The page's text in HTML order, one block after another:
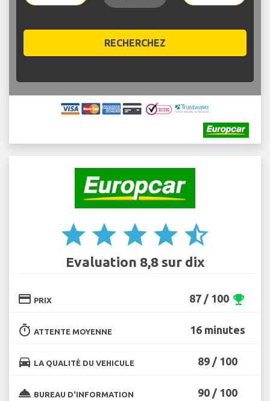
RECHERCHEZ
star star star star star_half
Evaluation 8,8 sur dix
credit_card PRIX 87 / 100 emoji_events
timer ATTENTE MOYENNE 16 minutes
directions_car LA QUALITÉ DU VEHICULE 89 / 100
room_service BUREAU D'INFORMATION 90 / 100